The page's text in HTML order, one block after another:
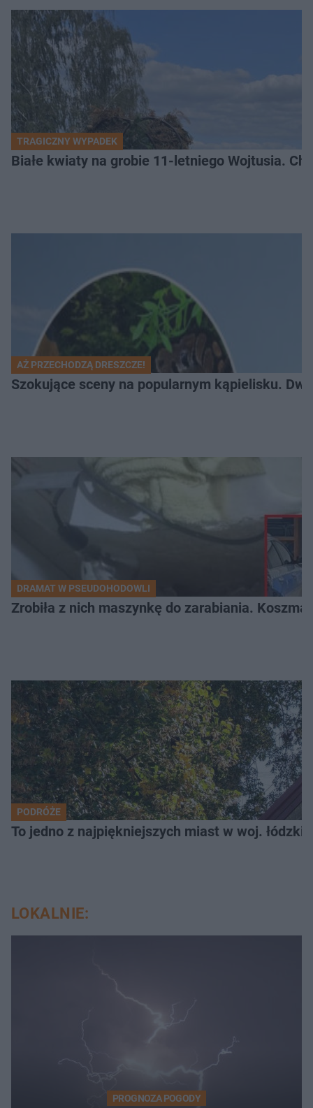
TRAGICZNY WYPADEK
Białe kwiaty na grobie 11-letniego Wojtusia.
AŻ PRZECHODZĄ DRESZCZE!
Szokujące sceny na popularnym kąpielisku.
DRAMAT W PSEUDOHODOWLI
Zrobiła z nich maszynkę do zarabiania.
PODRÓŻE
To jedno z najpiękniejszych miast w woj.
LOKALNIE:
PROGNOZA POGODY